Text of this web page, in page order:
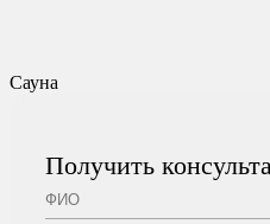
Сауна
Получить